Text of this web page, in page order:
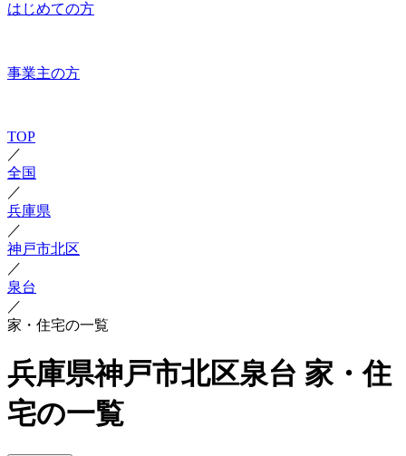
はじめての方
事業主の方
TOP
／
全国
／
兵庫県
／
神戸市北区
／
泉台
／
家・住宅の一覧
兵庫県神戸市北区泉台 家・住
宅の一覧